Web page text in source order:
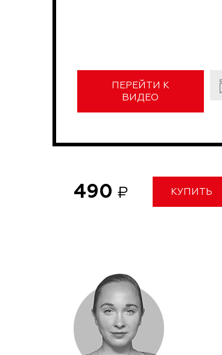
ПЕРЕЙТИ К
ВИДЕО
490 ₽ КУПИТЬ